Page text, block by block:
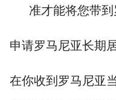
准才能将您带到
申请罗马尼亚长期
在你收到罗马尼亚